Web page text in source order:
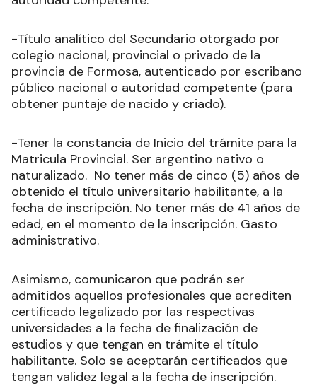
-Título analítico del Secundario otorgado por
colegio nacional, provincial o privado de la
provincia de Formosa, autenticado por escribano
público nacional o autoridad competente (para
obtener puntaje de nacido y criado).
-Tener la constancia de Inicio del trámite para la
Matricula Provincial. Ser argentino nativo o
naturalizado. No tener más de cinco (5) años de
obtenido el título universitario habilitante, a la
fecha de inscripción. No tener más de 41 años de
edad, en el momento de la inscripción. Gasto
administrativo.
Asimismo, comunicaron que podrán ser
admitidos aquellos profesionales que acrediten
certificado legalizado por las respectivas
universidades a la fecha de finalización de
estudios y que tengan en trámite el título
habilitante. Solo se aceptarán certificados que
tengan validez legal a la fecha de inscripción.